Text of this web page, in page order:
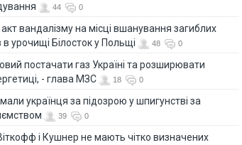
44 0
вандалізму на місці вшанування загиблих
в урочищі Білосток у Польщі
48 0
постачати газ Україні та розширювати
- глава МЗС
18 0
українця за підозрою у шпигунстві за
39 0
і Кушнер не мають чітко визначених